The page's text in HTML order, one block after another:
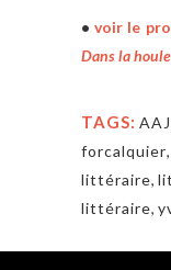
• voir le
Dans la
TAGS:
forcalquier,
littéraire,
littéraire,